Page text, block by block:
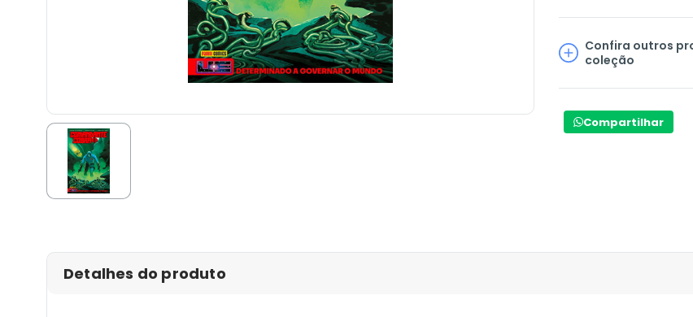
Confira outros
coleção
Compartilhar
Detalhes do produto